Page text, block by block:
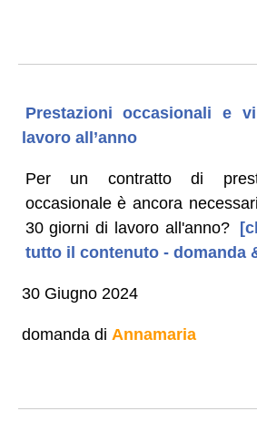
Prestazioni occasionali e
lavoro all’anno
Per un contratto di
occasionale è ancora
30 giorni di lavoro all'anno?
tutto il contenuto - domanda
30 Giugno 2024
domanda di Annamaria